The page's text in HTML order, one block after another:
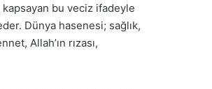
bu veciz ifadeyle
Dünya hasenesi; sağlık,
Allah’ın rızası,